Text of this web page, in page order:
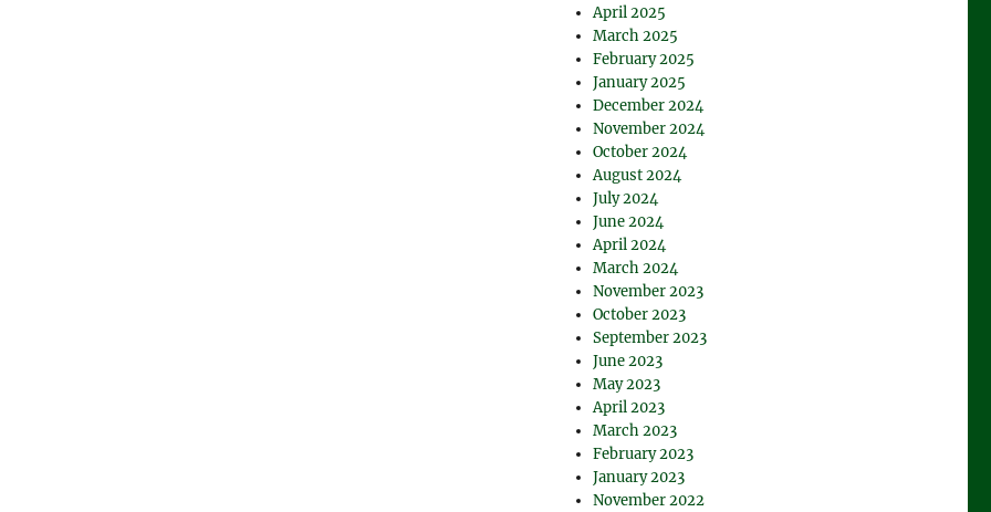
April 2025
March 2025
February 2025
January 2025
December 2024
November 2024
October 2024
August 2024
July 2024
June 2024
April 2024
March 2024
November 2023
October 2023
September 2023
June 2023
May 2023
April 2023
March 2023
February 2023
January 2023
November 2022